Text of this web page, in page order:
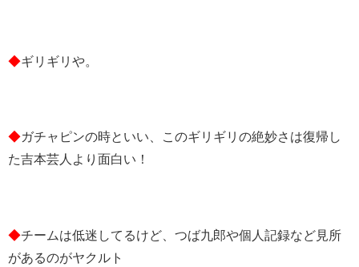
◆ギリギリや。
◆ガチャピンの時といい、このギリギリの絶妙さは復帰し
た吉本芸人より面白い！
◆チームは低迷してるけど、つば九郎や個人記録など見所
があるのがヤクルト